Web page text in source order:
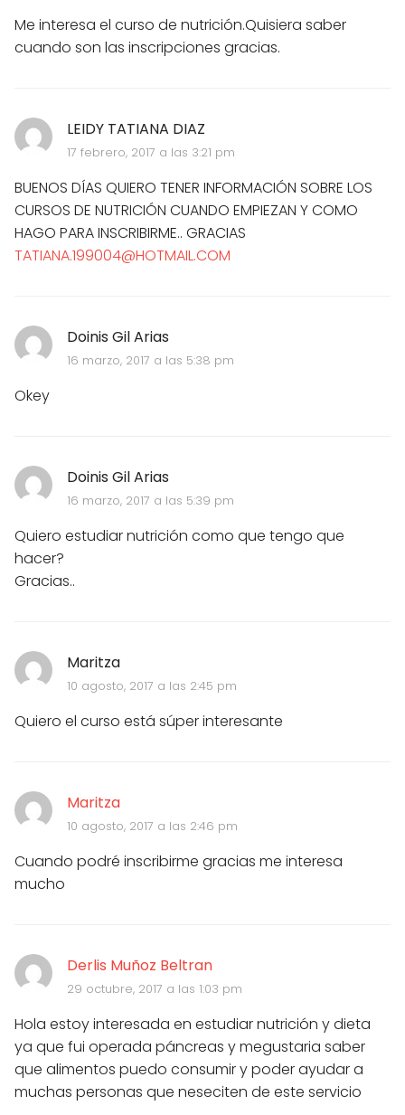
Me interesa el curso de nutrición.Quisiera saber
cuando son las inscripciones gracias.
LEIDY TATIANA DIAZ
17 febrero, 2017 a las 3:21 pm
BUENOS DÍAS QUIERO TENER INFORMACIÓN SOBRE LOS
CURSOS DE NUTRICIÓN CUANDO EMPIEZAN Y COMO
HAGO PARA INSCRIBIRME.. GRACIAS
TATIANA.199004@HOTMAIL.COM
Doinis Gil Arias
16 marzo, 2017 a las 5:38 pm
Okey
Doinis Gil Arias
16 marzo, 2017 a las 5:39 pm
Quiero estudiar nutrición como que tengo que
hacer?
Gracias..
Maritza
10 agosto, 2017 a las 2:45 pm
Quiero el curso está súper interesante
Maritza
10 agosto, 2017 a las 2:46 pm
Cuando podré inscribirme gracias me interesa
mucho
Derlis Muñoz Beltran
29 octubre, 2017 a las 1:03 pm
Hola estoy interesada en estudiar nutrición y dieta
ya que fui operada páncreas y megustaria saber
que alimentos puedo consumir y poder ayudar a
muchas personas que neseciten de este servicio